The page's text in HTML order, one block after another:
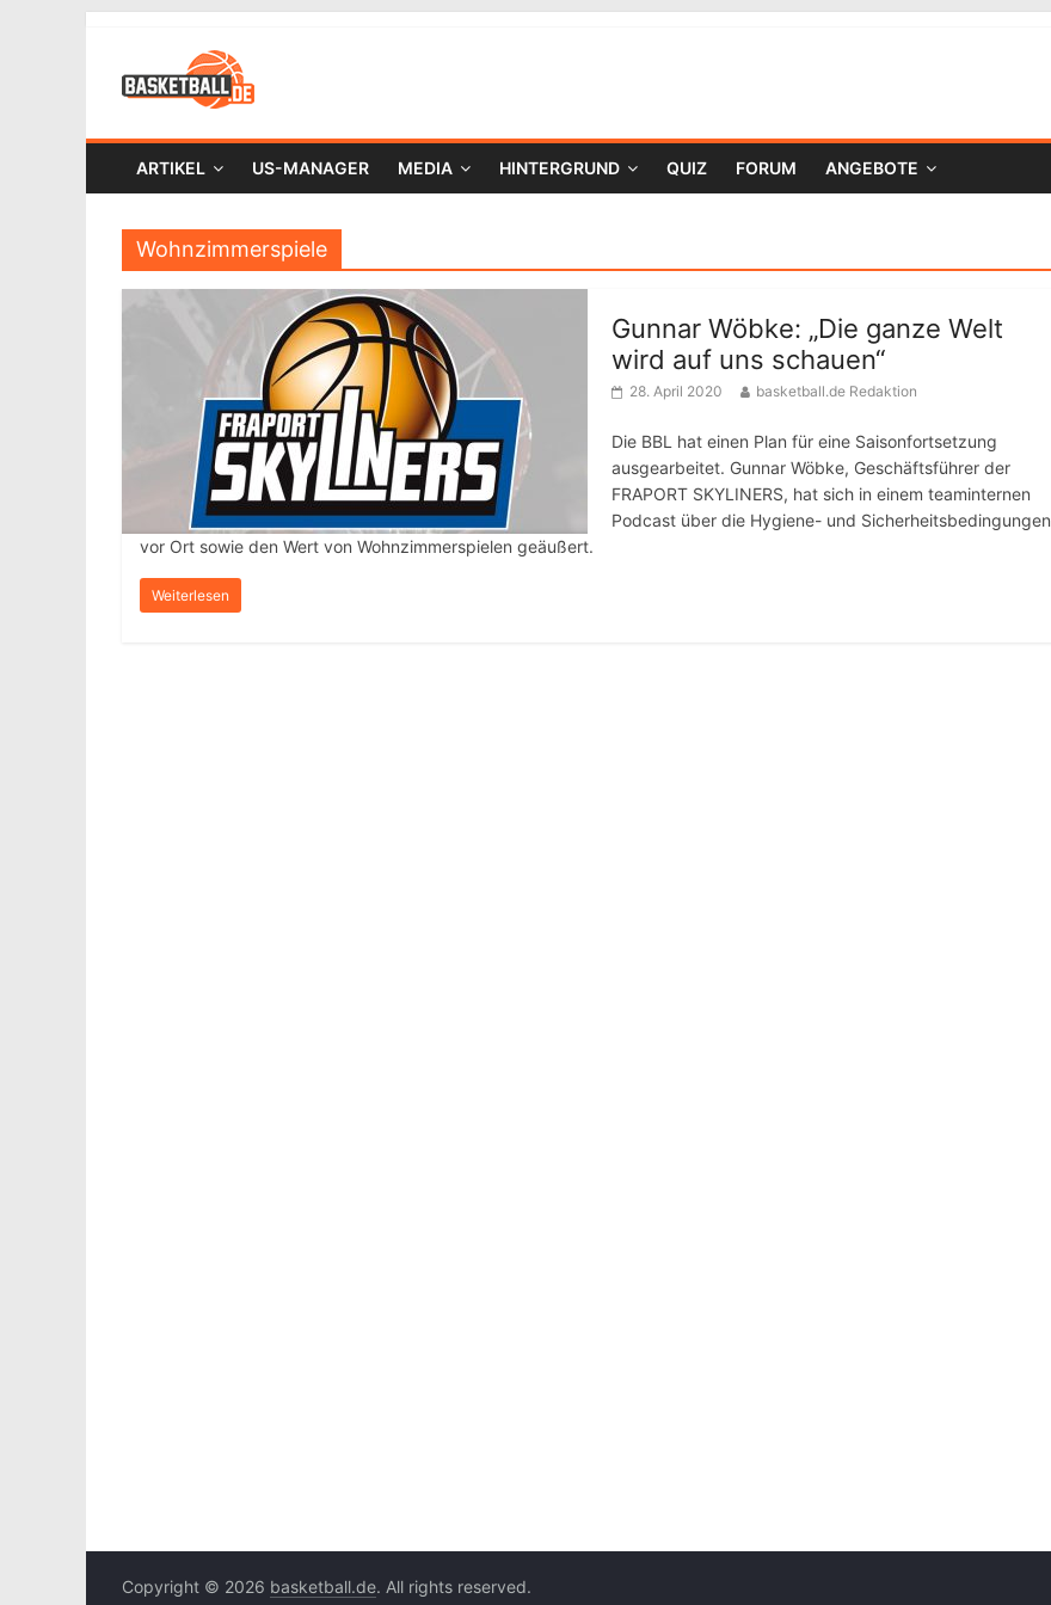
ARTIKEL US-MANAGER MEDIA HINTERGRUND QUIZ FORUM ANGEBOTE
Wohnzimmerspiele
Gunnar Wöbke: „Die ganze Welt
wird auf uns schauen“
28. April 2020 basketball.de Redaktion
Die BBL hat einen Plan für eine Saisonfortsetzung
ausgearbeitet. Gunnar Wöbke, Geschäftsführer der
FRAPORT SKYLINERS, hat sich in einem teaminternen
Podcast über die Hygiene- und Sicherheitsbedingungen
vor Ort sowie den Wert von Wohnzimmerspielen geäußert.
Weiterlesen
Copyright © 2026 basketball.de. All rights reserved.